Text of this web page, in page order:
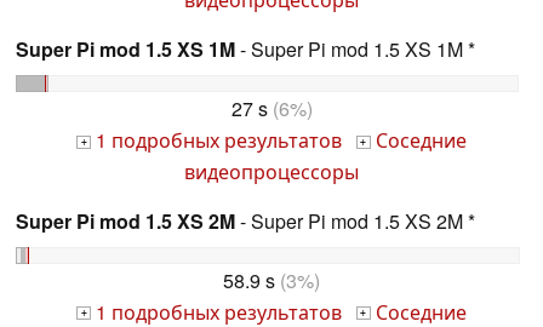
Super Pi mod 1.5 XS 1M- Super Pi mod 1.5 XS 1M *
27 s(6%)
+ 1 подробных результатов + Соседние
видеопроцессоры
Super Pi mod 1.5 XS 2M- Super Pi mod 1.5 XS 2M *
58.9 s (3%)
+ 1 подробных результатов + Соседние